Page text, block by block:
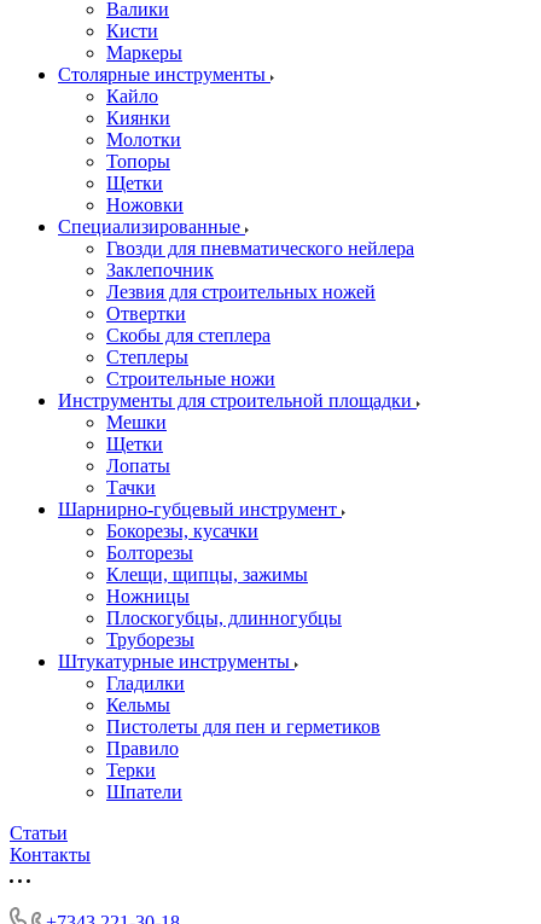
Валики
Кисти
Маркеры
Столярные инструменты
Кайло
Киянки
Молотки
Топоры
Щетки
Ножовки
Специализированные
Гвозди для пневматического нейлера
Заклепочник
Лезвия для строительных ножей
Отвертки
Скобы для степлера
Степлеры
Строительные ножи
Инструменты для строительной площадки
Мешки
Щетки
Лопаты
Тачки
Шарнирно-губцевый инструмент
Бокорезы, кусачки
Болторезы
Клещи, щипцы, зажимы
Ножницы
Плоскогубцы, длинногубцы
Труборезы
Штукатурные инструменты
Гладилки
Кельмы
Пистолеты для пен и герметиков
Правило
Терки
Шпатели
Статьи
Контакты